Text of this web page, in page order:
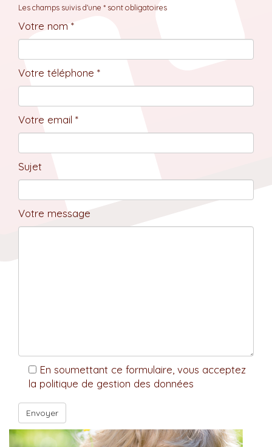
Les champs suivis d'une * sont obligatoires
Votre nom *
Votre téléphone *
Votre email *
Sujet
Votre message
En soumettant ce formulaire, vous acceptez
la politique de gestion des données